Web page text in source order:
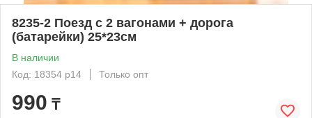
8235-2 Поезд с 2 вагонами + дорога
(батарейки) 25*23см
В наличии
Код: 18354 р14
Только опт
990 ₸